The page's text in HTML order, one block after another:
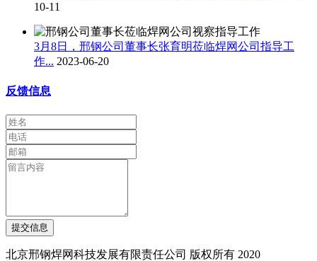
10-11
3月8日，邢钢公司董事长张育明莅临焊网公司指导工
作... 2023-06-20
反馈信息
提交信息
北京邢钢焊网科技发展有限责任公司 版权所有 2020